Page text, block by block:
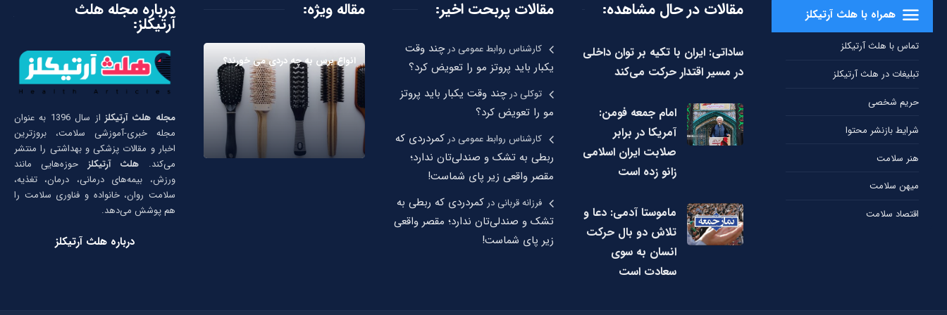
همراه با هلث آرتیکلز
تماس با هلث آرتیکلز
تبلیغات در هلث آرتیکلز
حریم شخصی
شرایط بازنشر محتوا
هنر سلامت
میهن سلامت
اقتصاد سلامت
مقالات در حال مشاهده:
ساداتی: ایران با تکیه بر توان داخلی
در مسیر اقتدار حرکت می‌کند
امام جمعه فومن:
آمریکا در برابر
صلابت ایران اسلامی
زانو زده است
ماموستا آدمی: دعا و
تلاش دو بال حرکت
انسان به سوی
سعادت است
مقالات پربحت اخیر:
کارشناس روابط عمومیدرچند وقت
یکبار باید پروتز مو را تعویض کرد؟
توکلیدرچند وقت یکبار باید پروتز
مو را تعویض کرد؟
کارشناس روابط عمومیدر کمردردی که
ربطی به تشک و صندلی‌تان ندارد؛
مقصر واقعی زیر پای شماست!
فرزانه قربانیدر کمردردی که ربطی به
تشک و صندلی‌تان ندارد؛ مقصر واقعی
زیر پای شماست!
مقاله ویژه:
انواع برس به چه دردی می خورند؟
درباره مجله هلث
آرتیکلز:
مجله هلث آرتیکلز
از سال 1396 به عنوان
مجله خبری-آموزشی سلامت، بروزترین
اخبار و مقالات پزشکی و بهداشتی را منتشر
می‌کند. هلث آرتیکلز حوزه‌هایی مانند
ورزش، بیمه‌های درمانی، درمان، تغذیه،
سلامت روان، خانواده و فناوری سلامت را
هم پوشش می‌دهد.
درباره هلث آرتیکلز